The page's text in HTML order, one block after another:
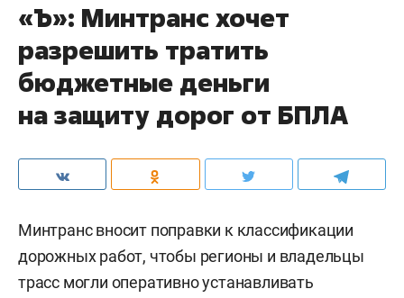
«Ъ»: Минтранс хочет
разрешить тратить
бюджетные деньги
на защиту дорог от БПЛА
Минтранс вносит поправки к классификации
дорожных работ, чтобы регионы и владельцы
трасс могли оперативно устанавливать